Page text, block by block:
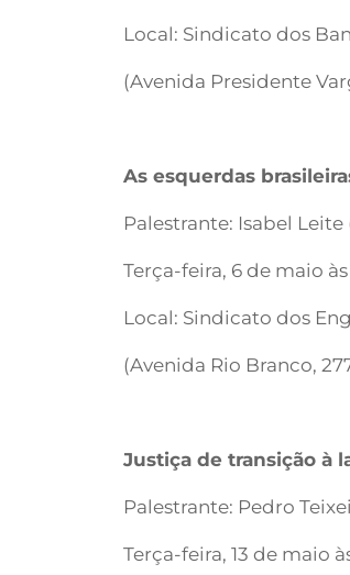
Local: Sindicato dos
(Avenida Presidente
As esquerdas
Palestrante: Isabel
Terça-feira, 6 de maio às
Local: Sindicato dos
(Avenida Rio Branco,
Justiça de transição à
Palestrante: Pedro
Terça-feira, 13 de maio